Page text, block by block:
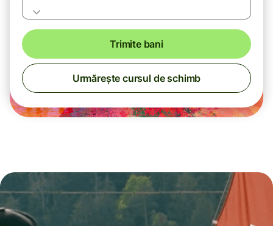
Trimite bani
Urmărește cursul de schimb